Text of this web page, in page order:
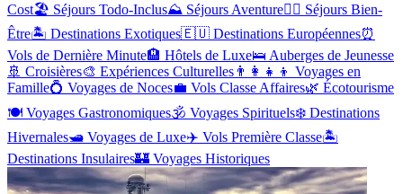
Cost🏖️ Séjours Todo-Inclus⛰️ Séjours Aventure🧖‍♀️ Séjours Bien-
Être🏝️ Destinations Exotiques🇪🇺 Destinations Européennes⏰
Vols de Dernière Minute🏨 Hôtels de Luxe🛌 Auberges de Jeunesse
🚢 Croisières🎨 Expériences Culturelles 👨‍👩‍👧‍👦 Voyages en
Famille💍 Voyages de Noces💼 Vols Classe Affaires🌿 Écotourisme
🍽️ Voyages Gastronomiques🕉️ Voyages Spirituels❄️ Destinations
Hivernales🛥️ Voyages de Luxe✈️ Vols Première Classe🏝️
Destinations Insulaires🏰 Voyages Historiques